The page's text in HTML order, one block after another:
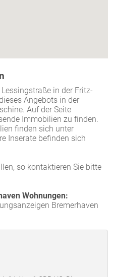
in der Fritz-
Angebots in der
Auf der Seite
Immobilien zu finden.
finden sich unter
Inserate befinden sich
so kontaktieren Sie bitte
Wohnungen:
Bremerhaven